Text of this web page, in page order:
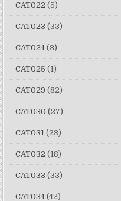
CAT022 (5)
CAT023 (33)
CAT024 (3)
CAT025 (1)
CAT029 (82)
CAT030 (27)
CAT031 (23)
CAT032 (18)
CAT033 (33)
CAT034 (42)